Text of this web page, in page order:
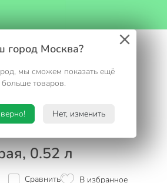
город Москва?
мы сможем показать ещё
больше товаров.
Нет, изменить
Корзина
ТУРИЗМ. ОТДЫХ НА ДАЧЕ
серая, 0.52 л
0.52 л
Сравнить В избранное